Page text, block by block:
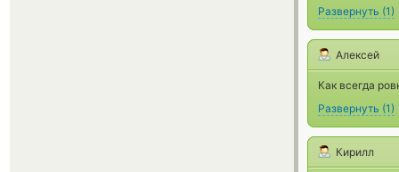
Развернуть (1)
Алексей
Как всегда
Развернуть (1)
Кирилл